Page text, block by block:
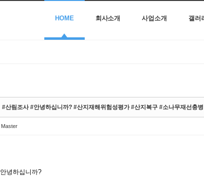
HOME 회사소개 사업소개 갤러
#산림조사 #안녕하십니까? #산지재해위험성평가 #산지복구 #소나무재선충
Master
안녕하십니까?